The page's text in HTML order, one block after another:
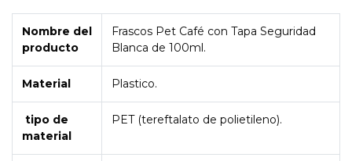
Nombre del
producto
Frascos Pet Café con Tapa Seguridad
Blanca de 100ml.
Material Plastico.
tipo de
material
PET (tereftalato de polietileno).